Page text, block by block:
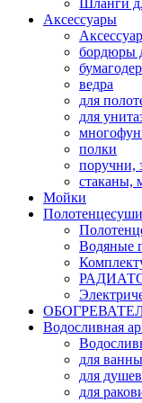
Шланги
Аксессуары
бордюры
ведра
для
для
полки
поручни,
стаканы,
Мойки
Водяные
Водосливная
для ванны
для
для